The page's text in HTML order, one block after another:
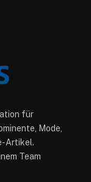
für
Mode,
Artikel.
Team